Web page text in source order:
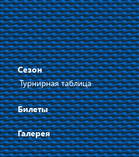
Сезон
Турнирная таблица
Билеты
Галерея